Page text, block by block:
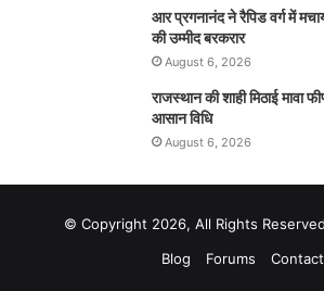
आर प्रगनानंद ने रैपिड वर्ग में
की उम्मीद बरकरार
August 6, 2026
राजस्थान की शाही मिठाई मावा
आसान विधि
August 6, 2026
© Copyright 2026, All Rights
Blog
Forums Contact